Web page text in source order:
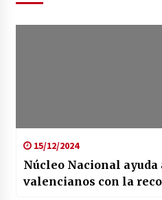
15/12/2024
Núcleo Nacional ayuda
valencianos con la